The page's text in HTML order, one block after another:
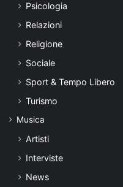
Psicologia
Relazioni
Religione
Sociale
Sport & Tempo Libero
Turismo
Musica
Artisti
Interviste
News